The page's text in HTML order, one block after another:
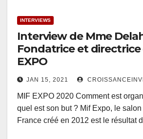
INTERVIEWS
Interview de Mme
Fondatrice et directrice
EXPO
JAN 15, 2021
MIF EXPO 2020 Comment est
quel est son but ? Mif Expo, le
France créé en 2012 est le résultat